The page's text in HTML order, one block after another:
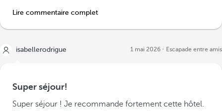
Lire commentaire complet
isabellerodrigue 1 mai 2026 Escapade entre amis
Super séjour!
Super séjour ! Je recommande fortement cette hôtel.